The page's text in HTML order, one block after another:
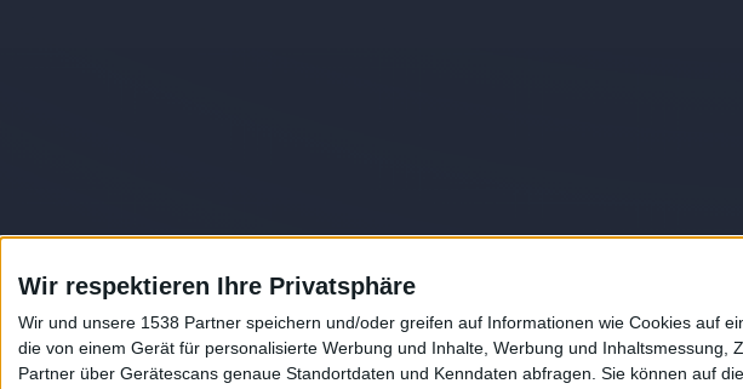
Wir respektieren Ihre Privatsphäre
Wir und unsere 1538 Partner speichern und/oder greifen auf Informationen wie Cookies auf
die von einem Gerät für personalisierte Werbung und Inhalte, Werbung und Inhaltsmessung,
Partner über Gerätescans genaue Standortdaten und Kenndaten abfragen. Sie können auf
About
DESMONDO